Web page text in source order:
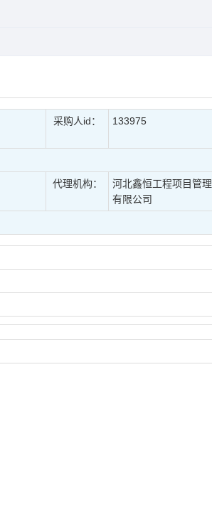
采购人id： 133975
代理机构：
河北鑫恒工程项目管理
有限公司